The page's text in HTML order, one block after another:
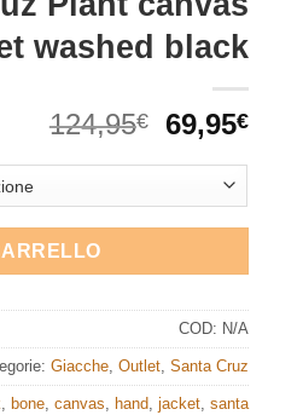
washed black
124,95€
Il
originale
era:
69,95€Il
COD: N/A
Giacche Outlet Santa Cruz
bone canvas hand jacket santa